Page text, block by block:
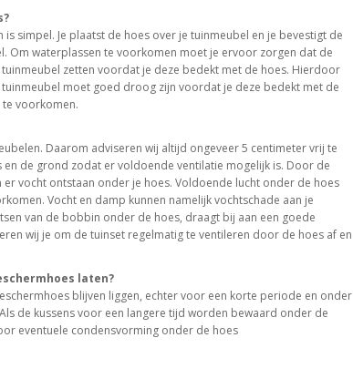
simpel. Je plaatst de hoes over je tuinmeubel en je bevestigt de
Om waterplassen te voorkomen moet je ervoor zorgen dat de
zetten voordat je deze bedekt met de hoes. Hierdoor
moet goed droog zijn voordat je deze bedekt met de
voorkomen.
Daarom adviseren wij altijd ongeveer 5 centimeter vrij te
en de grond zodat er voldoende ventilatie mogelijk is. Door de
vocht ontstaan onder je hoes. Voldoende lucht onder de hoes
Vocht en damp kunnen namelijk vochtschade aan je
van de bobbin onder de hoes, draagt bij aan een goede
wij je om de tuinset regelmatig te ventileren door de hoes af en
laten?
blijven liggen, echter voor een korte periode en onder
de kussens voor een langere tijd worden bewaard onder de
eventuele condensvorming onder de hoes